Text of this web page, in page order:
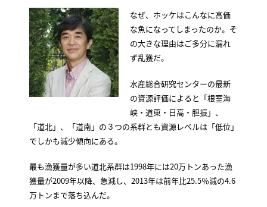
なぜ、ホッケはこんなに高価
な魚になってしまったのか。そ
の大きな理由はご多分に漏れ
ず乱獲だ。
水産総合研究センターの最新
の資源評価によると「根室海
峡・道東・日高・胆振」、
「道北」、「道南」の３つの系群とも資源レベルは「低位」
でしかも減少傾向にある。
最も漁獲量が多い道北系群は1998年には20万トンあった漁
獲量が2009年以降、急減し、2013年は前年比25.5％減の4.6
万トンまで落ち込んだ。